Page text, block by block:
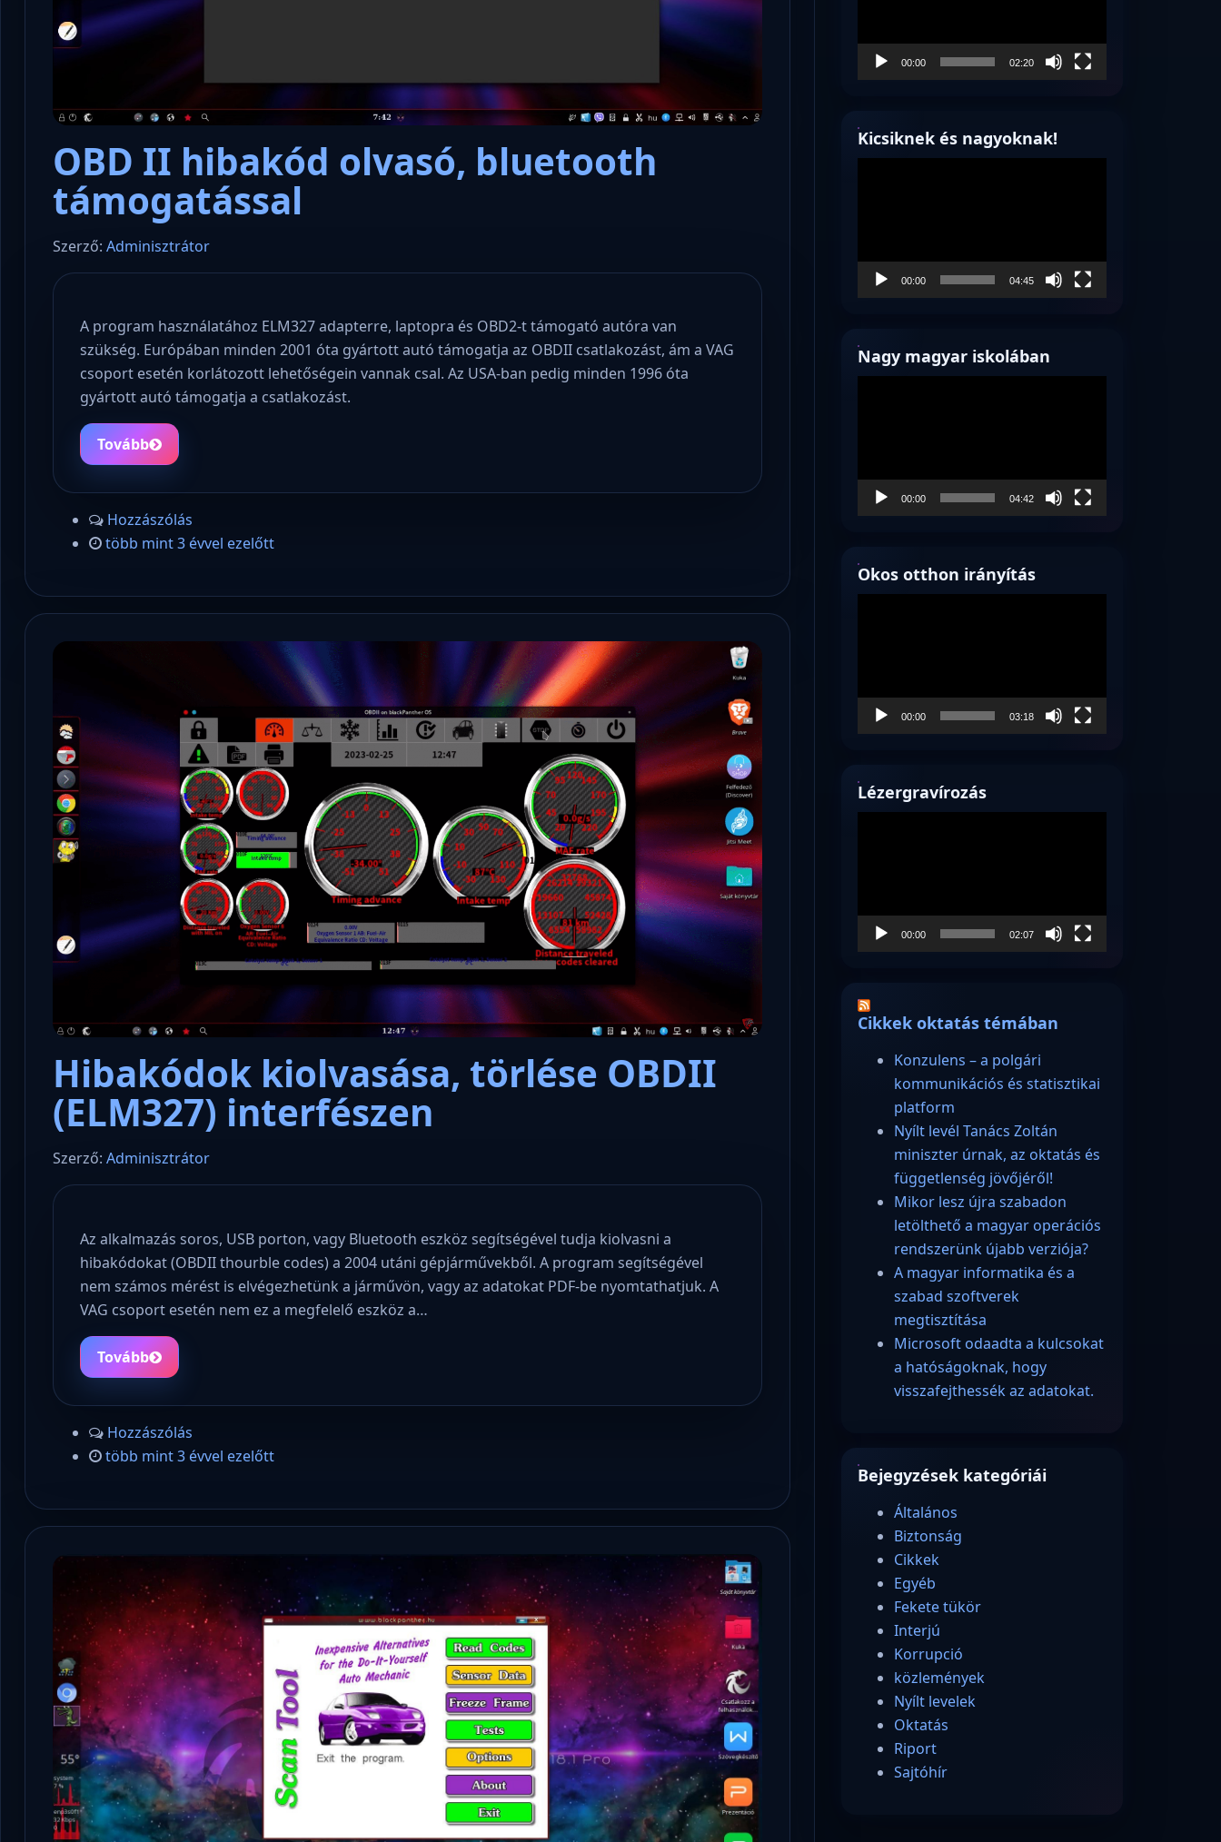
OBD II hibakód olvasó, bluetooth
támogatással
Szerző: Adminisztrátor
A program használatához ELM327 adapterre, laptopra és OBD2-t támogató autóra van
szükség. Európában minden 2001 óta gyártott autó támogatja az OBDII csatlakozást, ám a VAG
csoport esetén korlátozott lehetőségein vannak csal. Az USA-ban pedig minden 1996 óta
gyártott autó támogatja a csatlakozást.
Tovább
Hozzászólás
több mint 3 évvel ezelőtt
Hibakódok kiolvasása, törlése OBDII
(ELM327) interfészen
Szerző: Adminisztrátor
Az alkalmazás soros, USB porton, vagy Bluetooth eszköz segítségével tudja kiolvasni a
hibakódokat (OBDII thourble codes) a 2004 utáni gépjárművekből. A program segítségével
nem számos mérést is elvégezhetünk a járművön, vagy az adatokat PDF-be nyomtathatjuk. A
VAG csoport esetén nem ez a megfelelő eszköz a…
Tovább
Hozzászólás
több mint 3 évvel ezelőtt
00:00 02:20
Kicsiknek és nagyoknak!
00:00 04:45
Nagy magyar iskolában
00:00 04:42
Okos otthon irányítás
00:00 03:18
Lézergravírozás
00:00 02:07
Cikkek oktatás témában
Konzulens – a polgári
kommunikációs és statisztikai
platform
Nyílt levél Tanács Zoltán
miniszter úrnak, az oktatás és
függetlenség jövőjéről!
Mikor lesz újra szabadon
letölthető a magyar operációs
rendszerünk újabb verziója?
A magyar informatika és a
szabad szoftverek
megtisztítása
Microsoft odaadta a kulcsokat
a hatóságoknak, hogy
visszafejthessék az adatokat.
Bejegyzések kategóriái
Általános
Biztonság
Cikkek
Egyéb
Fekete tükör
Interjú
Korrupció
közlemények
Nyílt levelek
Oktatás
Riport
Sajtóhír